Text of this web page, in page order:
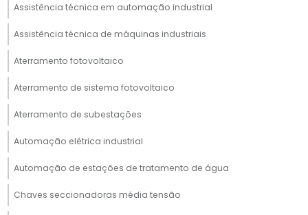
Assistência técnica em automação industrial
Assistência técnica de máquinas industriais
Aterramento fotovoltaico
Aterramento de sistema fotovoltaico
Aterramento de subestações
Automação elétrica industrial
Automação de estações de tratamento de água
Chaves seccionadoras média tensão